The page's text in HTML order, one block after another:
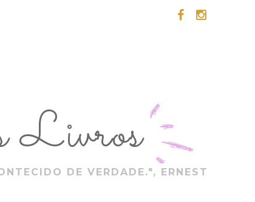
Livros
DE VERDADE.", ERNEST